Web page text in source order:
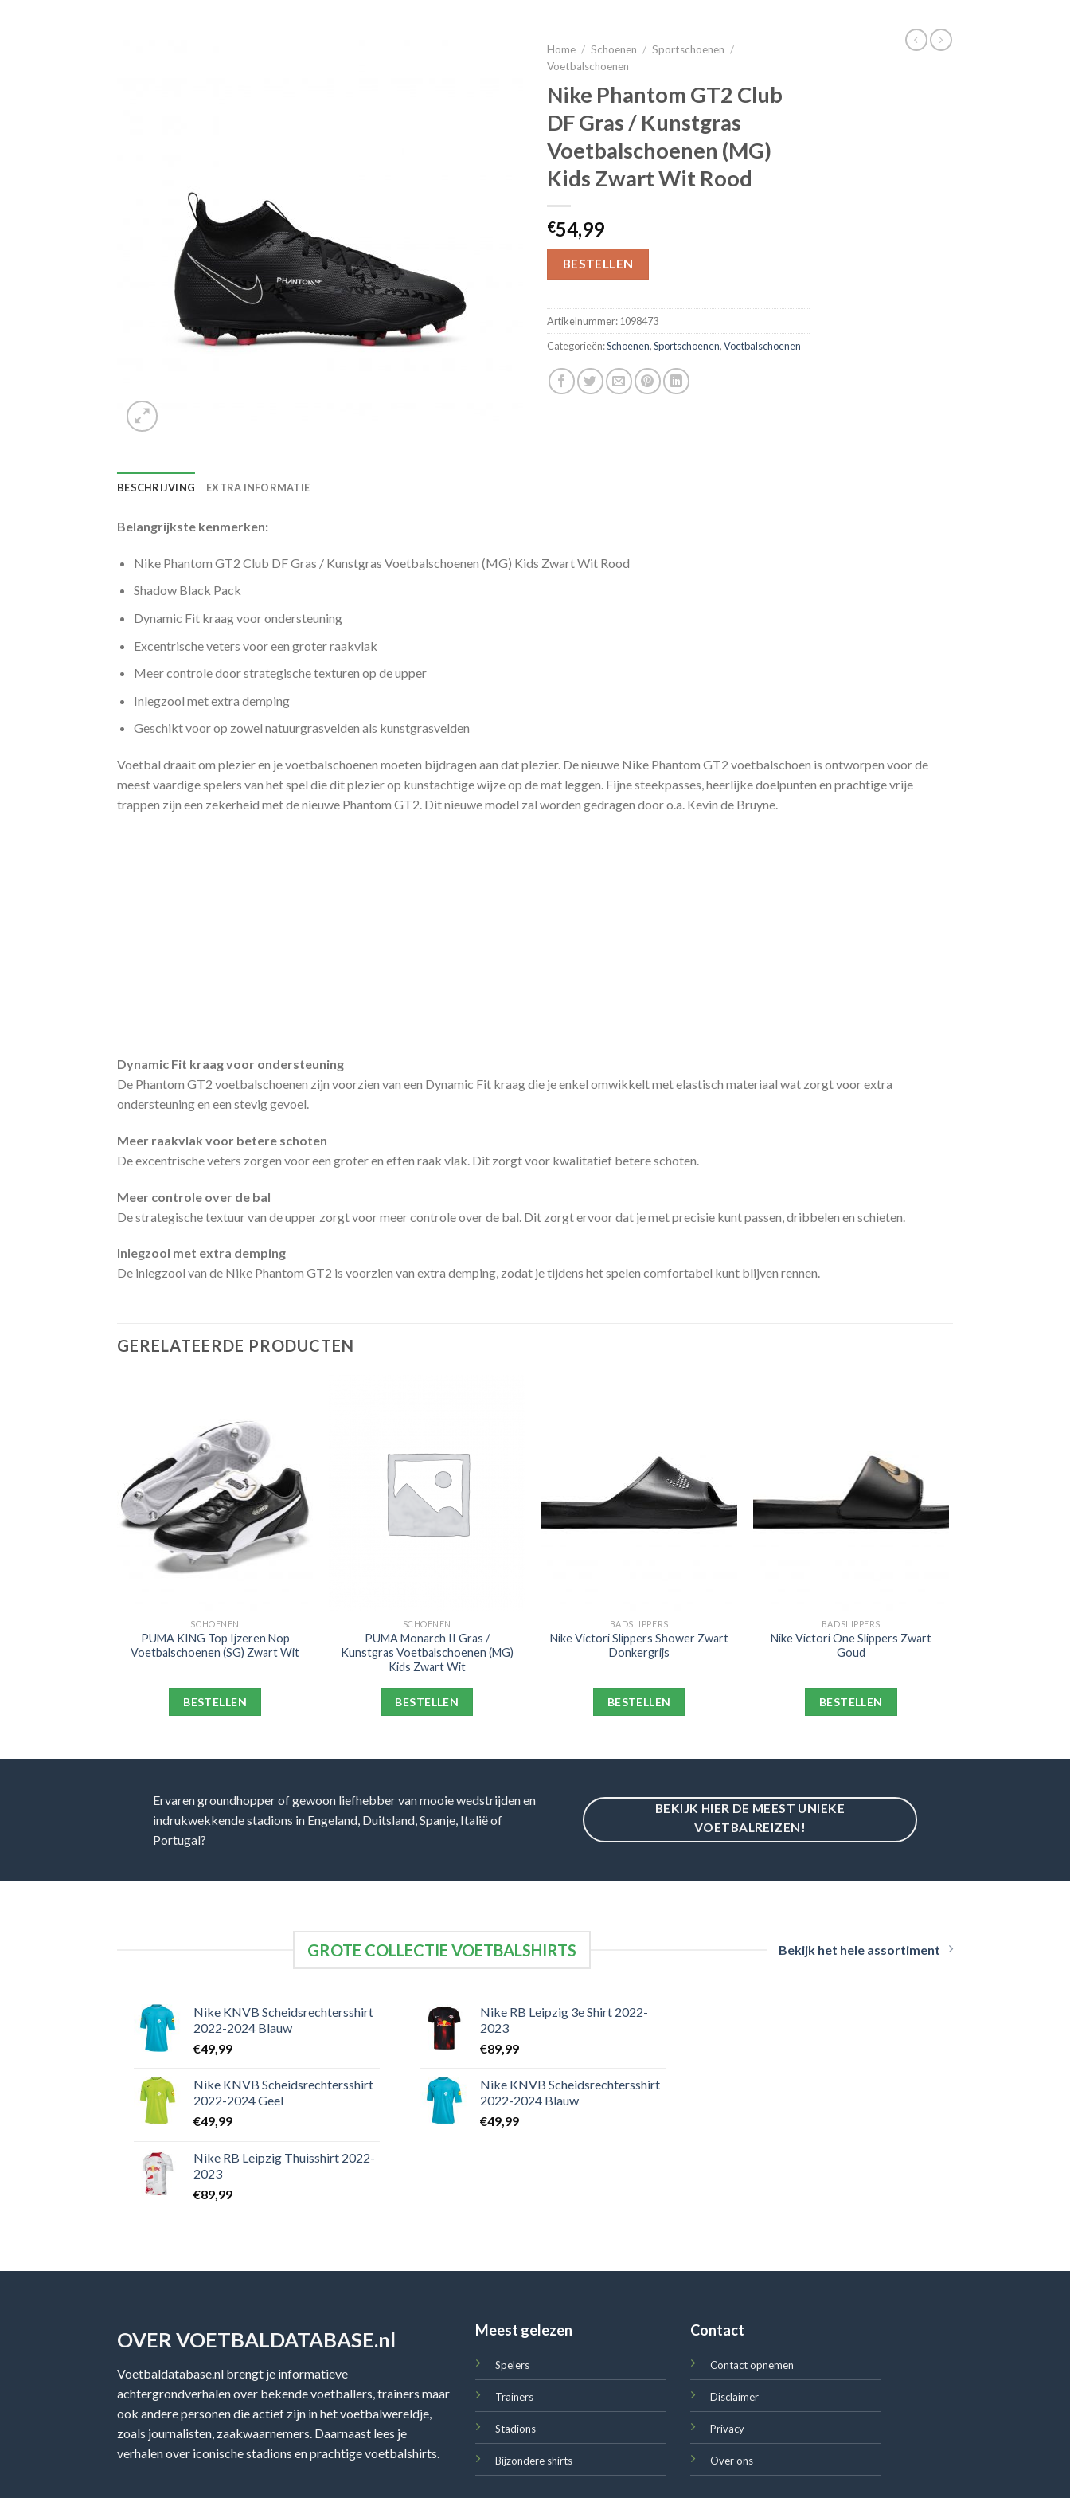
Home / Schoenen / Sportschoenen /
Voetbalschoenen
Nike Phantom GT2 Club
DF Gras / Kunstgras
Voetbalschoenen (MG)
Kids Zwart Wit Rood
€54,99
BESTELLEN
Artikelnummer:1098473
Categorieën:Schoenen,Sportschoenen,Voetbalschoenen
BESCHRIJVING EXTRA INFORMATIE
Belangrijkste kenmerken:
Nike Phantom GT2 Club DF Gras / Kunstgras Voetbalschoenen (MG) Kids Zwart Wit Rood
Shadow Black Pack
Dynamic Fit kraag voor ondersteuning
Excentrische veters voor een groter raakvlak
Meer controle door strategische texturen op de upper
Inlegzool met extra demping
Geschikt voor op zowel natuurgrasvelden als kunstgrasvelden
Voetbal draait om plezier en je voetbalschoenen moeten bijdragen aan dat plezier. De nieuwe Nike Phantom GT2 voetbalschoen is ontworpen voor de
meest vaardige spelers van het spel die dit plezier op kunstachtige wijze op de mat leggen. Fijne steekpasses, heerlijke doelpunten en prachtige vrije
trappen zijn een zekerheid met de nieuwe Phantom GT2. Dit nieuwe model zal worden gedragen door o.a. Kevin de Bruyne.
Dynamic Fit kraag voor ondersteuning
De Phantom GT2 voetbalschoenen zijn voorzien van een Dynamic Fit kraag die je enkel omwikkelt met elastisch materiaal wat zorgt voor extra
ondersteuning en een stevig gevoel.
Meer raakvlak voor betere schoten
De excentrische veters zorgen voor een groter en effen raak vlak. Dit zorgt voor kwalitatief betere schoten.
Meer controle over de bal
De strategische textuur van de upper zorgt voor meer controle over de bal. Dit zorgt ervoor dat je met precisie kunt passen, dribbelen en schieten.
Inlegzool met extra demping
De inlegzool van de Nike Phantom GT2 is voorzien van extra demping, zodat je tijdens het spelen comfortabel kunt blijven rennen.
GERELATEERDE PRODUCTEN
SCHOENEN
PUMA KING Top Ijzeren Nop
Voetbalschoenen (SG) Zwart Wit
BESTELLEN
SCHOENEN
PUMA Monarch II Gras /
Kunstgras Voetbalschoenen (MG)
Kids Zwart Wit
BESTELLEN
BADSLIPPERS
Nike Victori Slippers Shower Zwart
Donkergrijs
BESTELLEN
BADSLIPPERS
Nike Victori One Slippers Zwart
Goud
BESTELLEN
Ervaren groundhopper of gewoon liefhebber van mooie wedstrijden en
indrukwekkende stadions in Engeland, Duitsland, Spanje, Italië of
Portugal?
BEKIJK HIER DE MEEST UNIEKE
VOETBALREIZEN!
GROTE COLLECTIE VOETBALSHIRTS Bekijk het hele assortiment
Nike KNVB Scheidsrechtersshirt
2022-2024 Blauw
€49,99
Nike KNVB Scheidsrechtersshirt
2022-2024 Geel
€49,99
Nike RB Leipzig Thuisshirt 2022-
2023
€89,99
Nike RB Leipzig 3e Shirt 2022-
2023
€89,99
Nike KNVB Scheidsrechtersshirt
2022-2024 Blauw
€49,99
OVER VOETBALDATABASE.nl
Voetbaldatabase.nl brengt je informatieve
achtergrondverhalen over bekende voetballers, trainers maar
ook andere personen die actief zijn in het voetbalwereldje,
zoals journalisten, zaakwaarnemers. Daarnaast lees je
verhalen over iconische stadions en prachtige voetbalshirts.
Meest gelezen
Spelers
Trainers
Stadions
Bijzondere shirts
Contact
Contact opnemen
Disclaimer
Privacy
Over ons